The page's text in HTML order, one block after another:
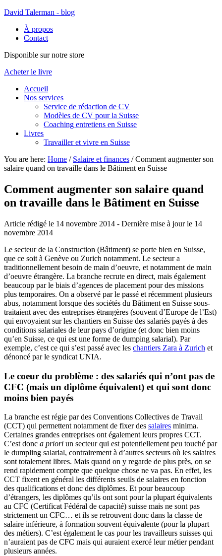
David Talerman - blog
À propos
Contact
Disponible sur notre store
Acheter le livre
Accueil
Nos services
Service de rédaction de CV
Modèles de CV pour la Suisse
Coaching entretiens en Suisse
Livres
Travailler et vivre en Suisse
You are here: Home / Salaire et finances /Comment augmenter son
salaire quand on travaille dans le Bâtiment en Suisse
Comment augmenter son salaire quand
on travaille dans le Bâtiment en Suisse
Article rédigé le 14 novembre 2014 - Dernière mise à jour le 14
novembre 2014
Le secteur de la Construction (Bâtiment) se porte bien en Suisse,
que ce soit à Genève ou Zurich notamment. Le secteur a
traditionnellement besoin de main d’oeuvre, et notamment de main
d’oeuvre étrangère. La branche recrute en direct, mais également
beaucoup par le biais d’agences de placement pour des missions
plus temporaires. On a observé par le passé et récemment plusieurs
abus, notamment lorsque des sociétés du Bâtiment en Suisse sous-
traitaient avec des entreprises étrangères (souvent d’Europe de l’Est)
qui envoyaient sur les chantiers en Suisse des salariés payés à des
conditions salariales de leur pays d’origine (et donc bien moins
qu’en Suisse, ce qui est une forme de dumping salarial). Par
exemple, c’est ce qui s’est passé avec les chantiers Zara à Zurich et
dénoncé par le syndicat UNIA.
Le coeur du problème : des salariés qui n’ont pas de
CFC (mais un diplôme équivalent) et qui sont donc
moins bien payés
La branche est régie par des Conventions Collectives de Travail
(CCT) qui permettent notamment de fixer des salaires minima.
Certaines grandes entreprises ont également leurs propres CCT.
C’est donc a priori un secteur qui est potentiellement peu touché par
le dumpling salarial, contrairement à d’autres secteurs où les salaires
sont totalement libres. Mais quand on y regarde de plus près, on se
rend rapidement compte que quelque chose ne va pas. En effet, les
CCT fixent en général les différents seuils de salaires en fonction
des qualifications et donc des diplômes. Et pour beaucoup
d’étrangers, les diplômes qu’ils ont sont pour la plupart équivalents
au CFC (Certificat Fédéral de capacité) suisse mais ne sont pas
strictement un CFC… et ils se retrouvent donc dans la classe de
salaire inférieure, à formation souvent équivalente (pour la plupart
des métiers). C’est également le cas pour les travailleurs suisses qui
n’auraient pas de CFC mais qui auraient exercé leur métier pendant
plusieurs années.